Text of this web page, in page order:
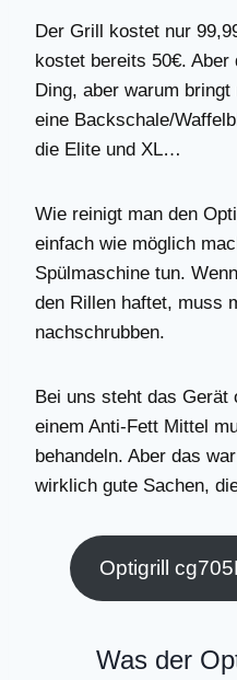
Der Grill kostet nur
kostet bereits 50€.
Ding, aber warum
eine Backschale/
die Elite und XL…
Wie reinigt man den
einfach wie möglich
Spülmaschine tun.
den Rillen haftet, muss
nachschrubben.
Bei uns steht das Gerät
einem Anti-Fett Mittel
behandeln. Aber das
wirklich gute Sachen,
Optigrill
Was der